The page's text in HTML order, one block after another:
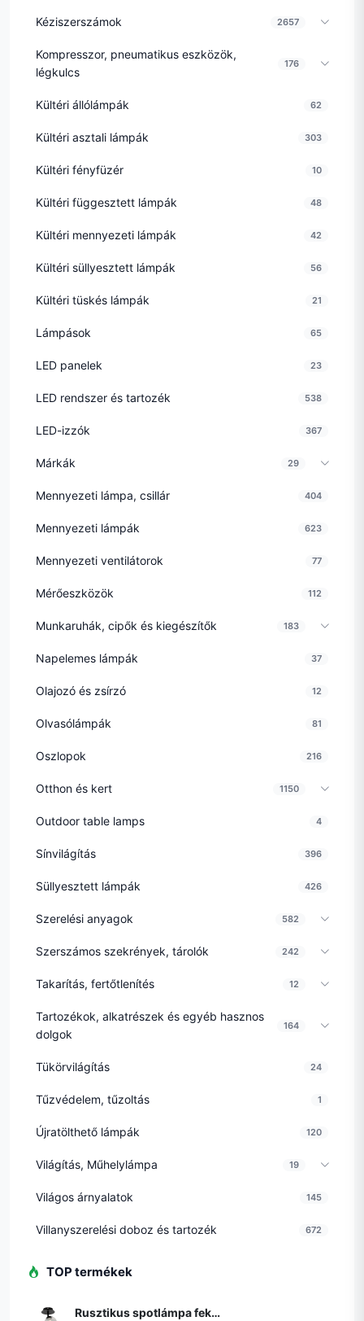
Kéziszerszámok 2657
Kompresszor, pneumatikus eszközök,
légkulcs
176
Kültéri állólámpák 62
Kültéri asztali lámpák 303
Kültéri fényfüzér 10
Kültéri függesztett lámpák 48
Kültéri mennyezeti lámpák 42
Kültéri süllyesztett lámpák 56
Kültéri tüskés lámpák 21
Lámpások 65
LED panelek 23
LED rendszer és tartozék 538
LED-izzók 367
Márkák 29
Mennyezeti lámpa, csillár 404
Mennyezeti lámpák 623
Mennyezeti ventilátorok 77
Mérőeszközök 112
Munkaruhák, cipők és kiegészítők 183
Napelemes lámpák 37
Olajozó és zsírzó 12
Olvasólámpák 81
Oszlopok 216
Otthon és kert 1150
Outdoor table lamps 4
Sínvilágítás 396
Süllyesztett lámpák 426
Szerelési anyagok 582
Szerszámos szekrények, tárolók 242
Takarítás, fertőtlenítés 12
Tartozékok, alkatrészek és egyéb hasznos
dolgok
164
Tükörvilágítás 24
Tűzvédelem, tűzoltás 1
Újratölthető lámpák 120
Világítás, Műhelylámpa 19
Világos árnyalatok 145
Villanyszerelési doboz és tartozék 672
TOP termékek
Rusztikus spotlámpa fekete állítható füstüveggel - Athén